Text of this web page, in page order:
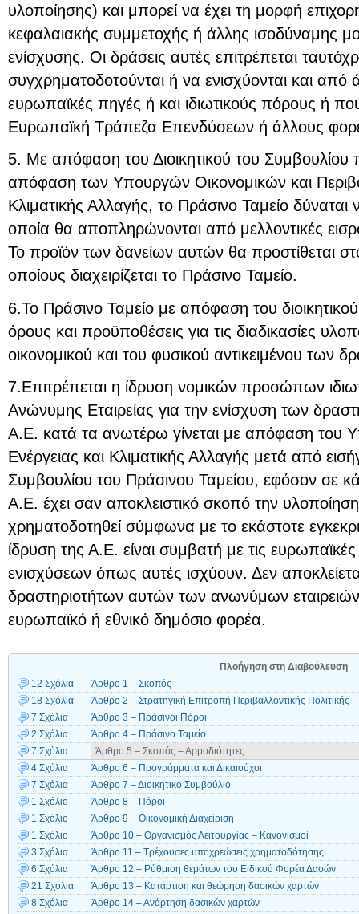
υλοποίησης) και μπορεί να έχει τη μορφή
κεφαλαιακής συμμετοχής ή άλλης ισοδύναμης
ενίσχυσης. Οι δράσεις αυτές επιτρέπεται
συγχρηματοδοτούνται ή να ενισχύονται και από
ευρωπαϊκές πηγές ή και ιδιωτικούς πόρους ή
Ευρωπαϊκή Τράπεζα Επενδύσεων ή άλλους
5. Με απόφαση του Διοικητικού του Συμβουλίου
απόφαση των Υπουργών Οικονομικών και
Κλιματικής Αλλαγής, το Πράσινο Ταμείο δύναται
οποία θα αποπληρώνονται από μελλοντικές
Το προϊόν των δανείων αυτών θα προστίθεται
οποίους διαχειρίζεται το Πράσινο Ταμείο.
6.Το Πράσινο Ταμείο με απόφαση του
όρους και προϋποθέσεις για τις διαδικασίες
οικονομικού και του φυσικού αντικειμένου των
7.Επιτρέπεται η ίδρυση νομικών προσώπων
Ανώνυμης Εταιρείας για την ενίσχυση των
Α.Ε. κατά τα ανωτέρω γίνεται με απόφαση του
Ενέργειας και Κλιματικής Αλλαγής μετά από
Συμβουλίου του Πράσινου Ταμείου, εφόσον σε
Α.Ε. έχει σαν αποκλειστικό σκοπό την
χρηματοδοτηθεί σύμφωνα με το εκάστοτε
ίδρυση της Α.Ε. είναι συμβατή με τις
ενισχύσεων όπως αυτές ισχύουν. Δεν
δραστηριοτήτων αυτών των ανωνύμων
ευρωπαϊκό ή εθνικό δημόσιο φορέα.
Πλοήγηση στη Διαβούλευση
12 Σχόλια
Άρθρο 1 – Σκοπός
18 Σχόλια
Άρθρο 2 – Στρατηγική Επιτροπή Περιβαλλοντικής Πολιτικής
7 Σχόλια
Άρθρο 3 – Πράσινοι Πόροι
2 Σχόλια
Άρθρο 4 – Πράσινο Ταμείο
7 Σχόλια
Άρθρο 5 – Σκοπός – Αρμοδιότητες
4 Σχόλια
Άρθρο 6 – Προγράμματα και Δικαιούχοι
7 Σχόλια
Άρθρο 7 – Διοικητικό Συμβούλιο
1 Σχόλιο
Άρθρο 8 – Πόροι
1 Σχόλιο
Άρθρο 9 – Οικονομική Διαχείριση
1 Σχόλιο
Άρθρο 10 – Οργανισμός Λειτουργίας – Κανονισμοί
3 Σχόλια
Άρθρο 11 – Τρέχουσες υποχρεώσεις χρηματοδότησης
6 Σχόλια
Άρθρο 12 – Ρύθμιση θεμάτων του Ειδικού Φορέα Δασών
21 Σχόλια
Άρθρο 13 – Κατάρτιση και θεώρηση δασικών χαρτών
8 Σχόλια
Άρθρο 14 – Ανάρτηση δασικών χαρτών